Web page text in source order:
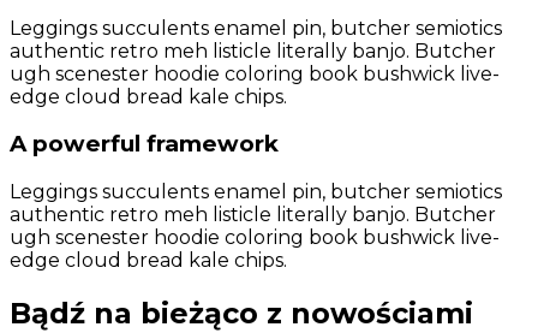
Leggings succulents enamel pin, butcher semiotics
authentic retro meh listicle literally banjo. Butcher
ugh scenester hoodie coloring book bushwick live-
edge cloud bread kale chips.
A powerful framework
Leggings succulents enamel pin, butcher semiotics
authentic retro meh listicle literally banjo. Butcher
ugh scenester hoodie coloring book bushwick live-
edge cloud bread kale chips.
Bądź na bieżąco z nowościami